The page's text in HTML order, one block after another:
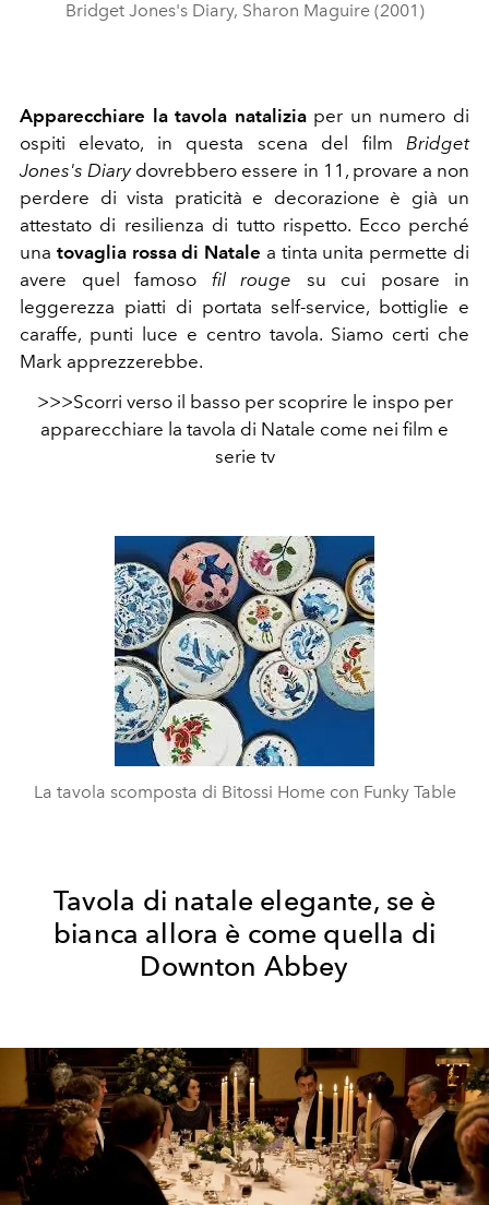
Bridget Jones's Diary, Sharon Maguire (2001)
Apparecchiare la tavola nataliziaper un numero di
ospiti elevato, in questa scena del film Bridget
Jones's Diarydovrebbero essere in 11, provare a non
perdere di vista praticità e decorazione è già un
attestato di resilienza di tutto rispetto. Ecco perché
una tovaglia rossa di Natale a tinta unita permette di
avere quel famoso fil rouge su cui posare in
leggerezza piatti di portata self-service, bottiglie e
caraffe, punti luce e centro tavola. Siamo certi che
Mark apprezzerebbe.
>>>Scorri verso il basso per scoprire le inspo per
apparecchiare la tavola di Natale come nei film e
serie tv
La tavola scomposta di Bitossi Home con Funky Table
Tavola di natale elegante, se è
bianca allora è come quella di
Downton Abbey